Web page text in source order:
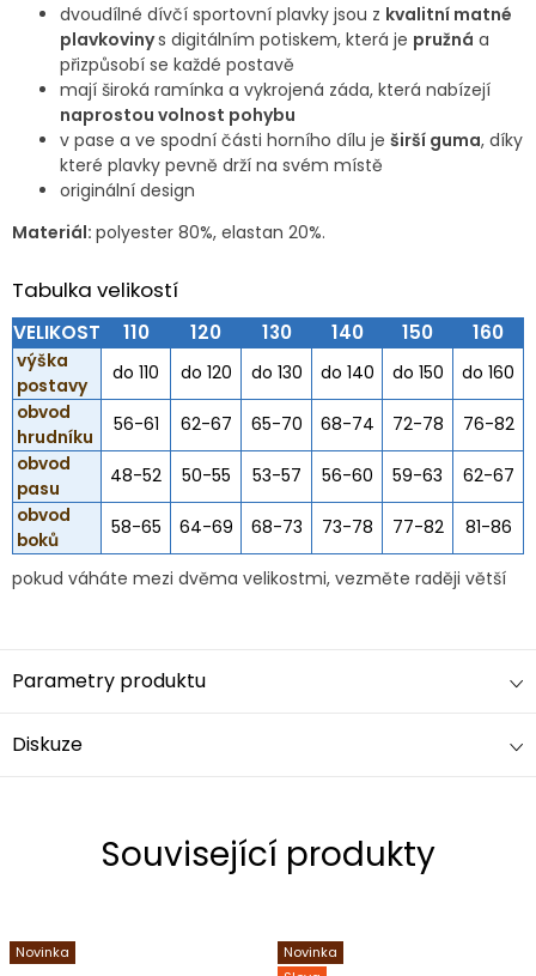
dvoudílné dívčí sportovní plavky jsou z kvalitní matné
plavkovinys digitálním potiskem, která je pružná a
přizpůsobí se každé postavě
mají široká ramínka a vykrojená záda, která nabízejí
naprostou volnost pohybu
v pase a ve spodní části horního dílu je širší guma, díky
které plavky pevně drží na svém místě
originální design
Materiál: polyester 80%, elastan 20%.
Tabulka velikostí
VELIKOST 110 120 130 140 150 160
výška
postavy
do 110 do 120 do 130 do 140 do 150
do 160
obvod
hrudníku
56-61 62-67 65-70 68-74 72-78
76-82
obvod
pasu
48-52 50-55 53-57 56-60 59-63
62-67
obvod
boků
58-65 64-69 68-73 73-78 77-82 81-86
pokud váháte mezi dvěma velikostmi, vezměte raději větší
Parametry produktu
Diskuze
Související produkty
Novinka
Novinka